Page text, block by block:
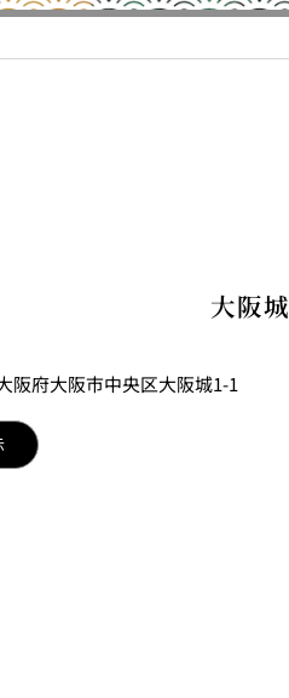
大阪城
阪府大阪市中央区大阪城1-1